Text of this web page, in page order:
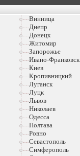
Винница
Днепр
Донецк
Житомир
Запорожье
Ивано-Франковск
Киев
Кропивницкий
Луганск
Луцк
Львов
Николаев
Одесса
Полтава
Ровно
Севастополь
Симферополь